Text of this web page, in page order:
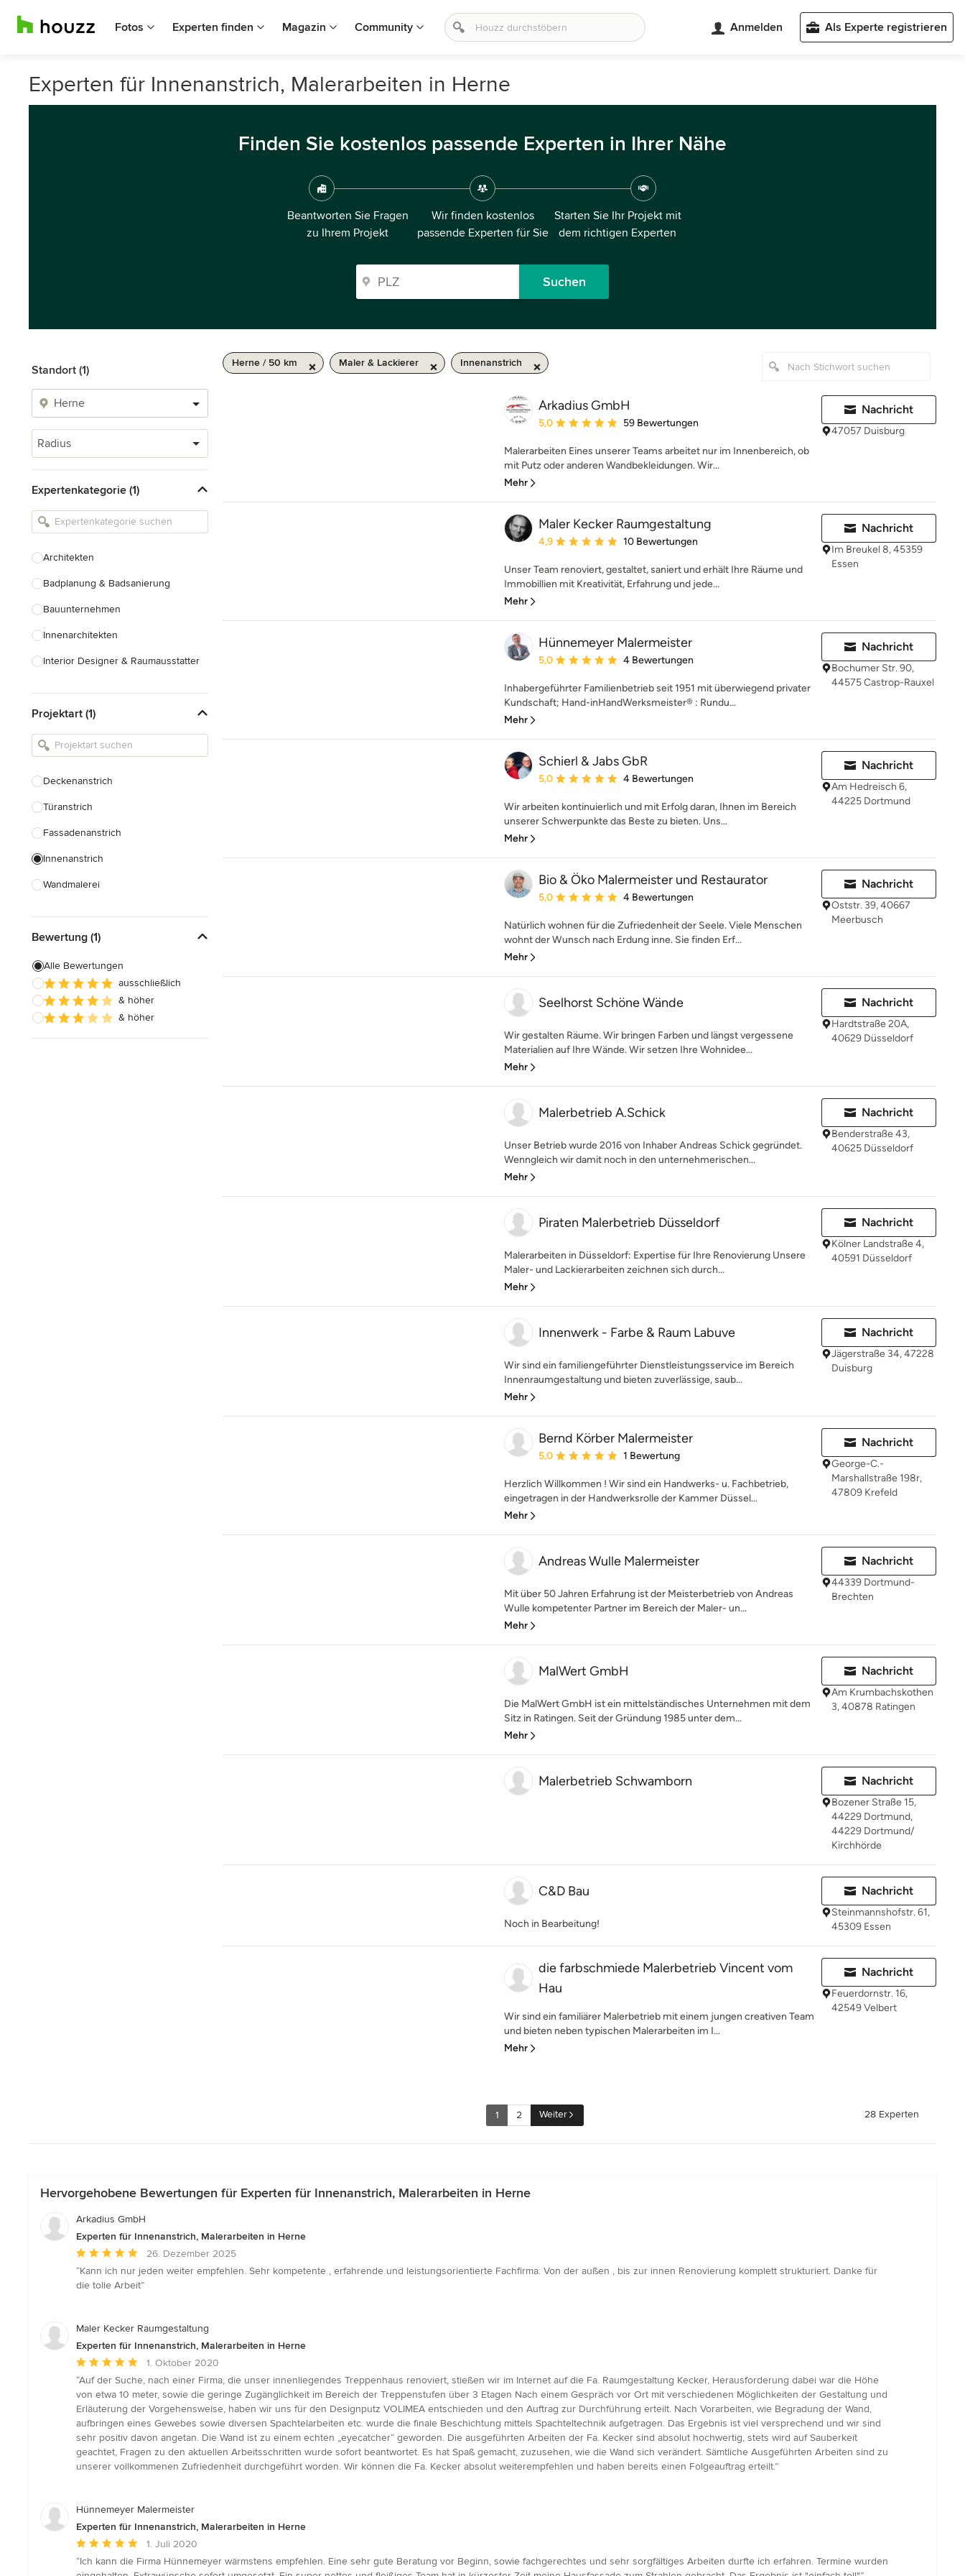
Fotos Experten finden Magazin Community Anmelden Als Experte registrieren
Experten für Innenanstrich, Malerarbeiten in Herne
Finden Sie kostenlos passende Experten in Ihrer Nähe
Beantworten Sie Fragen
zu Ihrem Projekt
Wir finden kostenlos
passende Experten für Sie
Starten Sie Ihr Projekt mit
dem richtigen Experten
Suchen
Standort (1)
Radius
Expertenkategorie (1)
Architekten
Badplanung & Badsanierung
Bauunternehmen
Innenarchitekten
Interior Designer & Raumausstatter
Landschaftsarchitekten
Armaturen & Sanitärbedarf
Projektart (1)
Deckenanstrich
Türanstrich
Fassadenanstrich
Innenanstrich
Wandmalerei
Tapezierung
Alle anzeigen
Bewertung (1)
Alle Bewertungen
ausschließlich
& höher
& höher
Herne / 50 km Maler & Lackierer Innenanstrich
Arkadius GmbH
Durchschnittliche Bewertung: 5 von 5 Sternen
5,0 59 Bewertungen
Malerarbeiten Eines unserer Teams arbeitet nur im Innenbereich, ob
mit Putz oder anderen Wandbekleidungen. Wir...
Mehr
Nachricht
47057 Duisburg
Maler Kecker Raumgestaltung
Durchschnittliche Bewertung: 4.9 von 5 Sternen
4,9 10 Bewertungen
Unser Team renoviert, gestaltet, saniert und erhält Ihre Räume und
Immobillien mit Kreativität, Erfahrung und jede...
Mehr
Nachricht
Im Breukel 8, 45359
Essen
Hünnemeyer Malermeister
Durchschnittliche Bewertung: 5 von 5 Sternen
5,0 4 Bewertungen
Inhabergeführter Familienbetrieb seit 1951 mit überwiegend privater
Kundschaft; Hand-inHandWerksmeister® : Rundu...
Mehr
Nachricht
Bochumer Str. 90,
44575 Castrop-Rauxel
Schierl & Jabs GbR
Durchschnittliche Bewertung: 5 von 5 Sternen
5,0 4 Bewertungen
Wir arbeiten kontinuierlich und mit Erfolg daran, Ihnen im Bereich
unserer Schwerpunkte das Beste zu bieten. Uns...
Mehr
Nachricht
Am Hedreisch 6,
44225 Dortmund
Bio & Öko Malermeister und Restaurator
Durchschnittliche Bewertung: 5 von 5 Sternen
5,0 4 Bewertungen
Natürlich wohnen für die Zufriedenheit der Seele. Viele Menschen
wohnt der Wunsch nach Erdung inne. Sie finden Erf...
Mehr
Nachricht
Oststr. 39, 40667
Meerbusch
Seelhorst Schöne Wände
Wir gestalten Räume. Wir bringen Farben und längst vergessene
Materialien auf Ihre Wände. Wir setzen Ihre Wohnidee...
Mehr
Nachricht
Hardtstraße 20A,
40629 Düsseldorf
Malerbetrieb A.Schick
Unser Betrieb wurde 2016 von Inhaber Andreas Schick gegründet.
Wenngleich wir damit noch in den unternehmerischen...
Mehr
Nachricht
Benderstraße 43,
40625 Düsseldorf
Piraten Malerbetrieb Düsseldorf
Malerarbeiten in Düsseldorf: Expertise für Ihre Renovierung Unsere
Maler- und Lackierarbeiten zeichnen sich durch...
Mehr
Nachricht
Kölner Landstraße 4,
40591 Düsseldorf
Innenwerk - Farbe & Raum Labuve
Wir sind ein familiengeführter Dienstleistungsservice im Bereich
Innenraumgestaltung und bieten zuverlässige, saub...
Mehr
Nachricht
Jägerstraße 34, 47228
Duisburg
Bernd Körber Malermeister
Durchschnittliche Bewertung: 5 von 5 Sternen
5,0 1 Bewertung
Herzlich Willkommen ! Wir sind ein Handwerks- u. Fachbetrieb,
eingetragen in der Handwerksrolle der Kammer Düssel...
Mehr
Nachricht
George-C.-
Marshallstraße 198r,
47809 Krefeld
Andreas Wulle Malermeister
Mit über 50 Jahren Erfahrung ist der Meisterbetrieb von Andreas
Wulle kompetenter Partner im Bereich der Maler- un...
Mehr
Nachricht
44339 Dortmund-
Brechten
MalWert GmbH
Die MalWert GmbH ist ein mittelständisches Unternehmen mit dem
Sitz in Ratingen. Seit der Gründung 1985 unter dem...
Mehr
Nachricht
Am Krumbachskothen
3, 40878 Ratingen
Malerbetrieb Schwamborn Nachricht
Bozener Straße 15,
44229 Dortmund,
44229 Dortmund/
Kirchhörde
C&D Bau
Noch in Bearbeitung!
Nachricht
Steinmannshofstr. 61,
45309 Essen
die farbschmiede Malerbetrieb Vincent vom
Hau
Wir sind ein familiärer Malerbetrieb mit einem jungen creativen Team
und bieten neben typischen Malerarbeiten im I...
Mehr
Nachricht
Feuerdornstr. 16,
42549 Velbert
1 2 Weiter 28 Experten
Hervorgehobene Bewertungen für Experten für Innenanstrich, Malerarbeiten in Herne
Arkadius GmbH
Experten für Innenanstrich, Malerarbeiten in Herne
Durchschnittliche
Bewertung:
5
Sternen
26. Dezember 2025
“Kann ich nur jeden weiter empfehlen. Sehr kompetente , erfahrende und leistungsorientierte Fachfirma. Von der außen , bis zur innen Renovierung komplett strukturiert. Danke für
die tolle Arbeit”
Maler Kecker Raumgestaltung
Experten für Innenanstrich, Malerarbeiten in Herne
Durchschnittliche
Bewertung:
5
von
5
Sternen
1. Oktober 2020
“Auf der Suche, nach einer Firma, die unser innenliegendes Treppenhaus renoviert, stießen wir im Internet auf die Fa. Raumgestaltung Kecker, Herausforderung dabei war die Höhe
von etwa 10 meter, sowie die geringe Zugänglichkeit im Bereich der Treppenstufen über 3 Etagen Nach einem Gespräch vor Ort mit verschiedenen Möglichkeiten der Gestaltung und
Erläuterung der Vorgehensweise, haben wir uns für den Designputz VOLIMEA entschieden und den Auftrag zur Durchführung erteilt. Nach Vorarbeiten, wie Begradung der Wand,
aufbringen eines Gewebes sowie diversen Spachtelarbeiten etc. wurde die finale Beschichtung mittels Spachteltechnik aufgetragen. Das Ergebnis ist viel versprechend und wir sind
sehr positiv davon angetan. Die Wand ist zu einem echten „eyecatcher“ geworden. Die ausgeführten Arbeiten der Fa. Kecker sind absolut hochwertig, stets wird auf Sauberkeit
geachtet, Fragen zu den aktuellen Arbeitsschritten wurde sofort beantwortet. Es hat Spaß gemacht, zuzusehen, wie die Wand sich verändert. Sämtliche Ausgeführten Arbeiten sind zu
unserer vollkommenen Zufriedenheit durchgeführt worden. Wir können die Fa. Kecker absolut weiterempfehlen und haben bereits einen Folgeauftrag erteilt.”
Hünnemeyer Malermeister
Experten für Innenanstrich, Malerarbeiten in Herne
Durchschnittliche
Bewertung:
5
1. Juli 2020
“Ich kann die Firma Hünnemeyer wärmstens empfehlen. Eine sehr gute Beratung vor Beginn, sowie fachgerechtes und sehr sorgfältiges Arbeiten durfte ich erfahren. Termine wurden